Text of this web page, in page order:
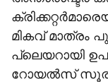
മികവ് മാത്രം
പ്ലെയറായി
റോയൽസ്